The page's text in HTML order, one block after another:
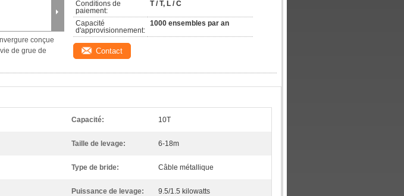
conçue
de grue de
Conditions de
paiement:
T / T, L / C
Capacité
d'approvisionnement:
1000 ensembles par an
Contact
Capacité: 10T
Taille de levage: 6-18m
Type de bride: Câble métallique
Puissance de levage: 9.5/1.5 kilowatts